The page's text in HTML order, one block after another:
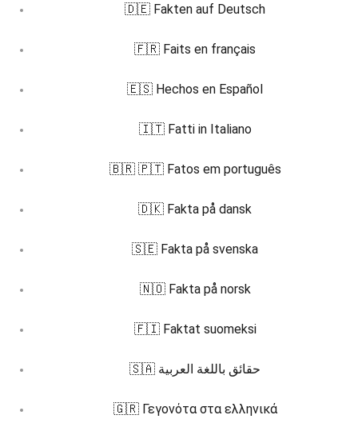
🇩🇪 Fakten auf Deutsch
🇫🇷 Faits en français
🇪🇸 Hechos en Español
🇮🇹 Fatti in Italiano
🇧🇷 🇵🇹 Fatos em português
🇩🇰 Fakta på dansk
🇸🇪 Fakta på svenska
🇳🇴 Fakta på norsk
🇫🇮 Faktat suomeksi
🇸🇦 حقائق باللغة العربية
🇬🇷 Γεγονότα στα ελληνικά